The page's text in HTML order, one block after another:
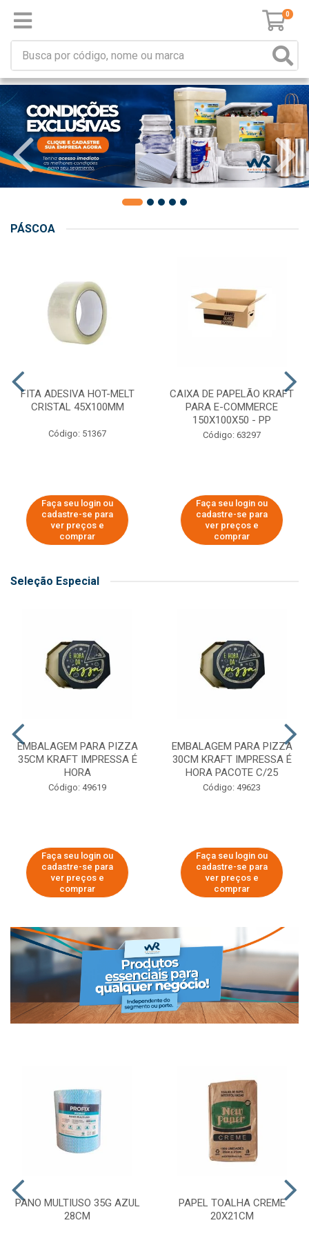
0
PÁSCOA
FITA ADESIVA HOT-MELT
CRISTAL 45X100MM
Código: 51367
Faça seu login ou
cadastre-se para
ver preços e
comprar
CAIXA DE PAPELÃO KRAFT
PARA E-COMMERCE
150X100X50 - PP
Código: 63297
Faça seu login ou
cadastre-se para
ver preços e
comprar
Seleção Especial
EMBALAGEM PARA PIZZA
35CM KRAFT IMPRESSA É
HORA
Código: 49619
Faça seu login ou
cadastre-se para
ver preços e
comprar
EMBALAGEM PARA PIZZA
30CM KRAFT IMPRESSA É
HORA PACOTE C/25
Código: 49623
Faça seu login ou
cadastre-se para
ver preços e
comprar
PANO MULTIUSO 35G AZUL
28CM
PAPEL TOALHA CREME
20X21CM